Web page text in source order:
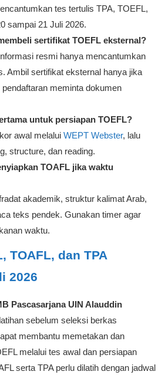
tes tertulis TPA, TOEFL,
sampai 21 Juli 2026.
sertifikat TOEFL eksternal?
resmi hanya mencantumkan
Ambil sertifikat eksternal hanya jika
meminta dokumen
untuk persiapan TOEFL?
awal melalui WEPT Webster, lalu
structure, dan reading.
TOAFL jika waktu
akademik, struktur kalimat Arab,
teks pendek. Gunakan timer agar
waktu.
TOAFL, dan TPA
2026
Pascasarjana UIN Alauddin
sebelum seleksi berkas
membantu memetakan dan
melalui tes awal dan persiapan
serta TPA perlu dilatih dengan jadwal